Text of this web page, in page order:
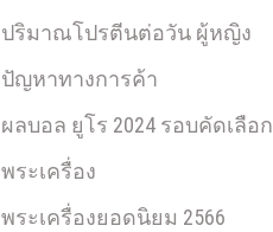
ปริมาณโปรตีนต่อวัน ผู้หญิง
ปัญหาทางการค้า
ผลบอล ยูโร 2024 รอบคัดเลือก
พระเครื่อง
พระเครื่องยอดนิยม 2566